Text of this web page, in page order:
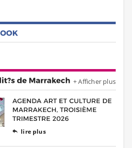
+ Afficher plus
 lire plus